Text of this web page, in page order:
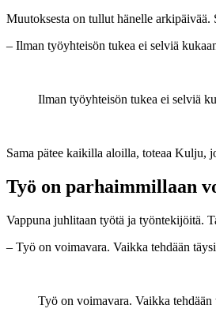
Muutoksesta on tullut hänelle arkipäivää.
– Ilman työyhteisön tukea ei selviä
Ilman työyhteisön tukea ei selviä
Sama pätee kaikilla aloilla, toteaa Kulju,
Työ on parhaimmillaan
Vappuna juhlitaan työtä ja työntekijöitä.
– Työ on voimavara. Vaikka tehdään
Työ on voimavara. Vaikka tehdään